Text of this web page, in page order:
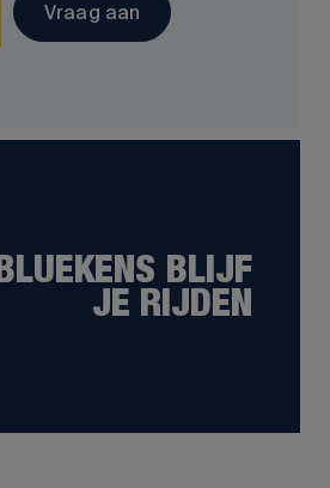
Vraag aan
BLUEKENS BLIJF
JE RIJDEN